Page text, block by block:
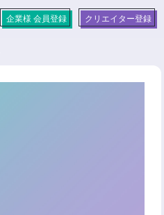
企業様 会員登録 クリエイター登録